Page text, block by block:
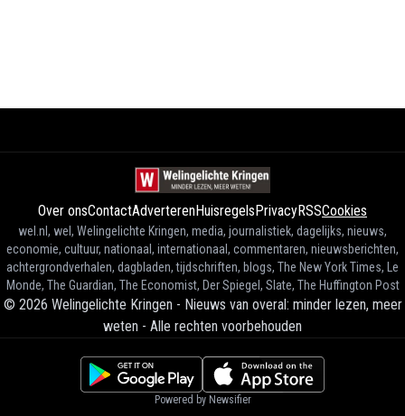
Over onsContactAdverterenHuisregelsPrivacyRSSCookies
wel.nl, wel, Welingelichte Kringen, media, journalistiek, dagelijks, nieuws,
economie, cultuur, nationaal, internationaal, commentaren, nieuwsberichten,
achtergrondverhalen, dagbladen, tijdschriften, blogs, The New York Times, Le
Monde, The Guardian, The Economist, Der Spiegel, Slate, The Huffington Post
© 2026 Welingelichte Kringen - Nieuws van overal: minder lezen, meer
weten - Alle rechten voorbehouden
Powered by Newsifier